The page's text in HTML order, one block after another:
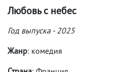
Любовь с небес
Год выпуска - 2025
Жанр: комедия